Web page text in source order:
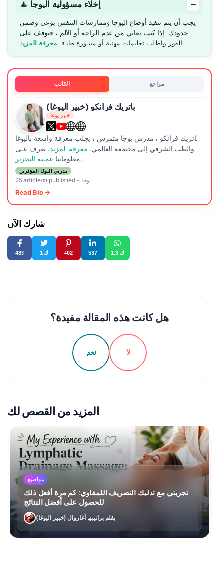
🧘 إخلاء مسؤولية اليوجا −
يجب أن يتم تنفيذ أوضاع اليوجا وممارسات التنفس بوعي وضمن
حدودك. إذا كنت تعاني من عدم الراحة أو الألم ، فتوقف على
الفور واطلب تعليمات مهنية أو مشورة طبية. معرفة المزيد
الكاتب مراجع
باتريك فرانكو (خبير اليوغا)
خبير يوغا
باتريك فرانكو ، مدرس يوجا متمرس ، يجلب معرفة واسعة باليوغا
والطب الشرقي إلى مجتمعه العالمي. معرفة المزيد. تعرف على
معلوماتناعملية التحرير.
مدربي اليوغا المؤثرين
25 article(s) published- يوجا
Read Bio →
شارك الآن
483 1 ك 402 537 1.3 ك
هل كانت هذه المقالة مفيدة؟
نعم لا
المزيد من القصص لك
مواضيع
تجربتي مع تدليك التصريف اللمفاوي: كم مرة أفعل ذلك
للحصول على أفضل النتائج
بقلم براتيبها أغاروال (خبير اليوغا)